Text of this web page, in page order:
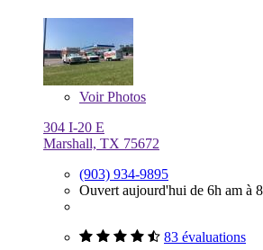
VoirPhotos
304 I-20 E
Marshall, TX 75672
(903) 934-9895
Ouvert aujourd'hui de 6h am à
83 évaluations